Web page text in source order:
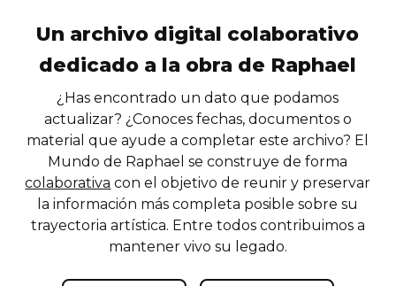
Un archivo digital colaborativo
dedicado a la obra de Raphael
¿Has encontrado un dato que podamos
actualizar? ¿Conoces fechas, documentos o
material que ayude a completar este archivo? El
Mundo de Raphael se construye de forma
colaborativa con el objetivo de reunir y preservar
la información más completa posible sobre su
trayectoria artística. Entre todos contribuimos a
mantener vivo su legado.